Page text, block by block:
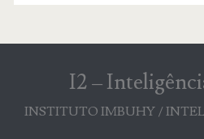
I2 –
INSTITUTO IMBUHY /